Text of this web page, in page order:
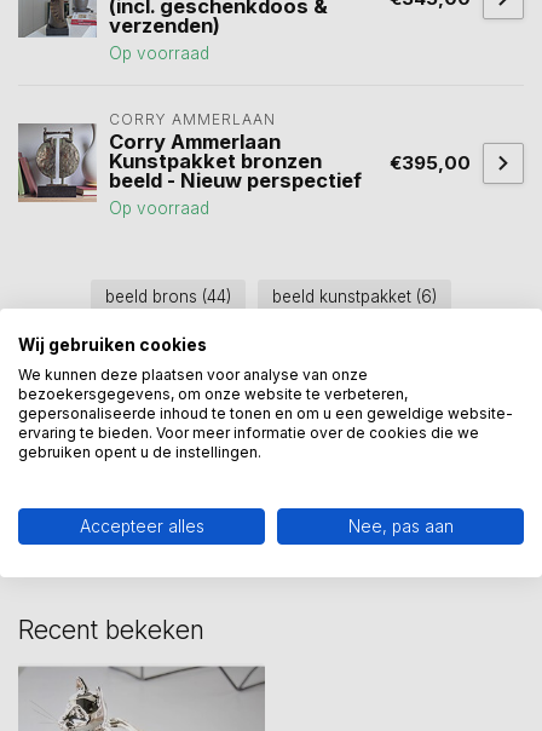
(incl. geschenkdoos &
verzenden)
Op voorraad
CORRY AMMERLAAN
Corry Ammerlaan
Kunstpakket bronzen
beeld - Nieuw perspectief
Op voorraad
€395,00
beeld brons (44) beeld kunstpakket (6)
beeld samen
bronzen beelden(50)
Heeft u een vraag over dit
Wij assisteren u graag via 06-23643267
Recent bekeken
Wij gebruiken cookies
We kunnen deze plaatsen voor analyse van onze
bezoekersgegevens, om onze website te verbeteren,
gepersonaliseerde inhoud te tonen en om u een geweldige website-
ervaring te bieden. Voor meer informatie over de cookies die we
gebruiken opent u de instellingen.
Accepteer alles Nee, pas aan